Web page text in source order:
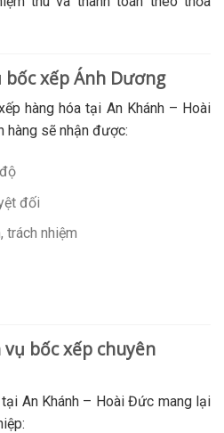
xếp Ánh Dương
hàng hóa tại An Khánh – Hoài
hàng sẽ nhận được:
đối
trách nhiệm
bốc xếp chuyên
An Khánh – Hoài Đức mang lại